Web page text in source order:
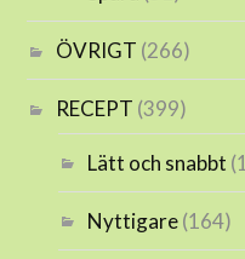
ÖVRIGT (266)
RECEPT (399)
Lätt och snabbt
Nyttigare(164)